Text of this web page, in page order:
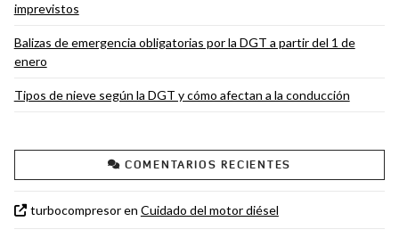
imprevistos
Balizas de emergencia obligatorias por la DGT a partir del 1 de
enero
Tipos de nieve según la DGT y cómo afectan a la conducción
COMENTARIOS RECIENTES
turbocompresoren Cuidado del motor diésel